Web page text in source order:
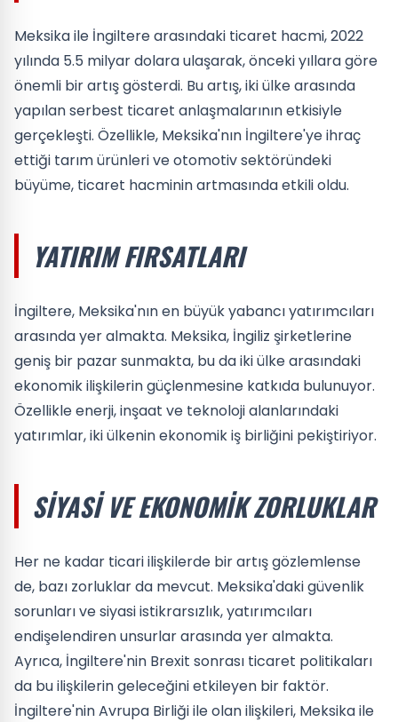
Meksika ile İngiltere arasındaki ticaret hacmi, 2022
yılında 5.5 milyar dolara ulaşarak, önceki yıllara göre
önemli bir artış gösterdi. Bu artış, iki ülke arasında
yapılan serbest ticaret anlaşmalarının etkisiyle
gerçekleşti. Özellikle, Meksika'nın İngiltere'ye ihraç
ettiği tarım ürünleri ve otomotiv sektöründeki
büyüme, ticaret hacminin artmasında etkili oldu.
YATIRIM FIRSATLARI
İngiltere, Meksika'nın en büyük yabancı yatırımcıları
arasında yer almakta. Meksika, İngiliz şirketlerine
geniş bir pazar sunmakta, bu da iki ülke arasındaki
ekonomik ilişkilerin güçlenmesine katkıda bulunuyor.
Özellikle enerji, inşaat ve teknoloji alanlarındaki
yatırımlar, iki ülkenin ekonomik iş birliğini pekiştiriyor.
SIYASI VE EKONOMIK ZORLUKLAR
Her ne kadar ticari ilişkilerde bir artış gözlemlense
de, bazı zorluklar da mevcut. Meksika'daki güvenlik
sorunları ve siyasi istikrarsızlık, yatırımcıları
endişelendiren unsurlar arasında yer almakta.
Ayrıca, İngiltere'nin Brexit sonrası ticaret politikaları
da bu ilişkilerin geleceğini etkileyen bir faktör.
İngiltere'nin Avrupa Birliği ile olan ilişkileri, Meksika ile